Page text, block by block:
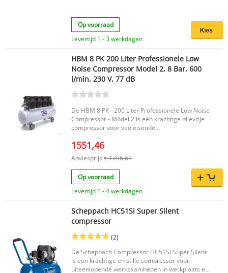
bovendien optimaal presteren. De drukregelaars
zijn te gebruiken met een compressor met een
maximale luchtdruk van 10 bar. Aflezing van de
regelaar is in MPa en Psi.
Op voorraad
Levertijd 1 - 3 werkdagen
HBM 8 PK 200 Liter Professionele Low
Noise Compressor Model 2, 8 Bar, 600
l/min, 230 V, 77 dB
De HBM 8 PK - 200 Liter Professionele Low Noise
Compressor - Model 2 is een krachtige olievrije
compressor voor veeleisende
van vier motoren, acht cilinders en een grote 200
luchtopbrengst met een stille en stabiele
werking. De machine is geschikt voor langdurig
gebruik en biedt voldoende capaciteit voor
uiteenlopende persluchtgereedschappen,
inclusief kleine straalwerkzaamheden.
met een stillere werking voor een professionele
werkomgeving Hoge luchtopbrengst dankzij vier
motoren en acht cilinders Olievrij ontwerp: geen
olie benodigd voor het onderhoud van de
compressor Grote 200 liter ketel voor efficiënte
luchtreserve en korte duty cycle Verrijdbaar
model voor praktisch gebruik in werkplaats of
1551,46
Adviesprijs € 1706,61
Op voorraad
Levertijd 1 - 4 werkdagen
Scheppach HC51Si Super Silent
compressor
(2)
De Scheppach Compressor HC51Si Super Silent
is een krachtige en stille compressor voor
uiteenlopende werkzaamheden in werkplaats en